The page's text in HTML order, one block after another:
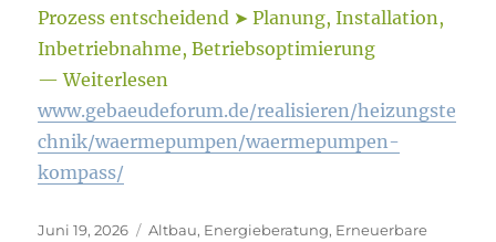
Prozess entscheidend ➤ Planung, Installation,
Inbetriebnahme, Betriebsoptimierung
— Weiterlesen
www.gebaeudeforum.de/realisieren/heizungste
chnik/waermepumpen/waermepumpen-
kompass/
Veröffentlicht
Juni 19, 2026 Kategorien
Altbau, Energieberatung, Erneuerbare